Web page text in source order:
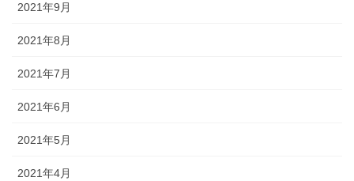
2021年9月
2021年8月
2021年7月
2021年6月
2021年5月
2021年4月